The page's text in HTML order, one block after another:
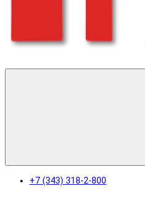
+7 (343) 318-2-800